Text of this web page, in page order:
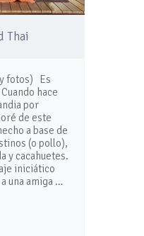
Thai
fotos) Es
hace
por
de este
a base de
(o pollo),
y cacahuetes.
iniciático
una amiga …